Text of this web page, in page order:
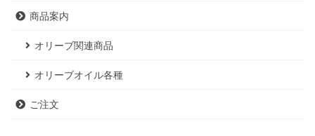
商品案内
オリーブ関連商品
オリーブオイル各種
ご注文